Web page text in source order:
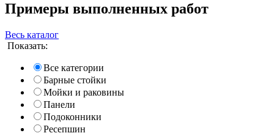
Примеры выполненных работ
Весь каталог
Показать:
Все категории
Барные стойки
Мойки и раковины
Панели
Подоконники
Ресепшин